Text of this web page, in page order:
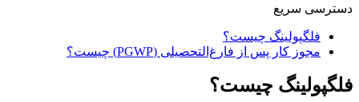
دسترسی سریع
فلگپولینگ چیست؟
مجوز کار پس از فارغ‌التحصیلی (PGWP) چیست؟
فلگپولینگ چیست؟